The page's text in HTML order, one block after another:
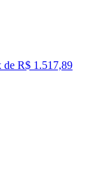
de R$ 1.517,89